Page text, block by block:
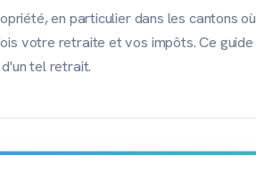
en particulier dans les cantons où
votre retraite et vos impôts. Ce guide
tel retrait.